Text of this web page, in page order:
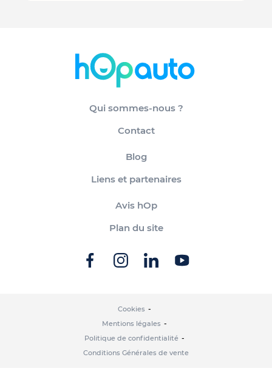
Qui sommes-nous ?
Contact
Blog
Liens et partenaires
Avis hOp
Plan du site
Cookies
Mentions légales
Politique de confidentialité
Conditions Générales de vente